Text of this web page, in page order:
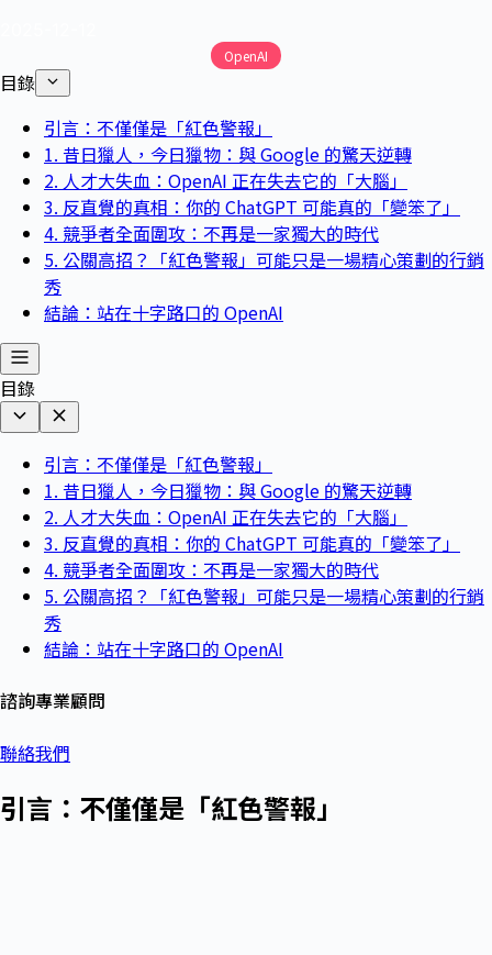
OpenAI
目錄
引言：不僅僅是「紅色警報」
1. 昔日獵人，今日獵物：與 Google 的驚天逆轉
2. 人才大失血：OpenAI 正在失去它的「大腦」
3. 反直覺的真相：你的 ChatGPT 可能真的「變笨了」
4. 競爭者全面圍攻：不再是一家獨大的時代
5. 公關高招？「紅色警報」可能只是一場精心策劃的行銷
秀
結論：站在十字路口的 OpenAI
目錄
引言：不僅僅是「紅色警報」
1. 昔日獵人，今日獵物：與 Google 的驚天逆轉
2. 人才大失血：OpenAI 正在失去它的「大腦」
3. 反直覺的真相：你的 ChatGPT 可能真的「變笨了」
4. 競爭者全面圍攻：不再是一家獨大的時代
5. 公關高招？「紅色警報」可能只是一場精心策劃的行銷
秀
結論：站在十字路口的 OpenAI
諮詢專業顧問
聯絡我們
引言：不僅僅是「紅色警報」